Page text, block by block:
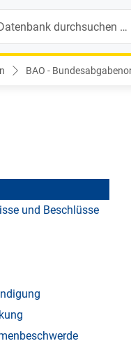
BAO -
der Entscheidung
und Beschlüsse